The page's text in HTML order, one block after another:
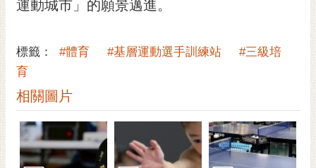
宣
告
市
府
交
通
位
運動城市」的願景邁進。
標籤： #體育 #基層運動選手訓練站
#三級培
育
相關圖片